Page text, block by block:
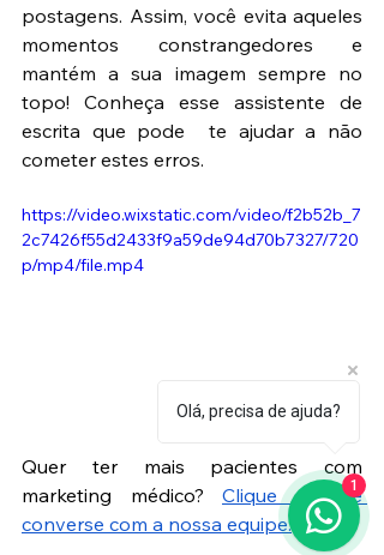
postagens. Assim, você evita aqueles
momentos constrangedores e
mantém a sua imagem sempre no
topo! Conheça esse assistente de
escrita que pode  te ajudar a não
cometer estes erros.
https://video.wixstatic.com/video/f2b52b_7
2c7426f55d2433f9a59de94d70b7327/720
p/mp4/file.mp4
Quer ter mais pacientes com
marketing médico?
Clique aqui e
converse com a nossa equipe.
Olá, precisa de ajuda?
1